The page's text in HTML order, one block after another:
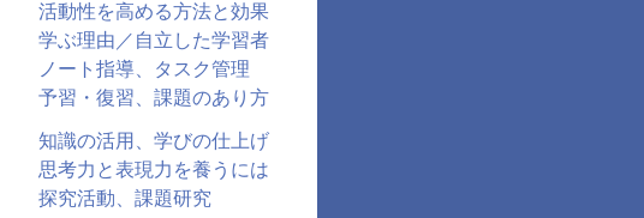
活動性を高める方法と効果
学ぶ理由／自立した学習者
ノート指導、タスク管理
予習・復習、課題のあり方
知識の活用、学びの仕上げ
思考力と表現力を養うには
探究活動、課題研究